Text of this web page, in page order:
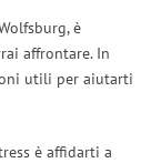
è
affrontare. In
utili per aiutarti
è affidarti a